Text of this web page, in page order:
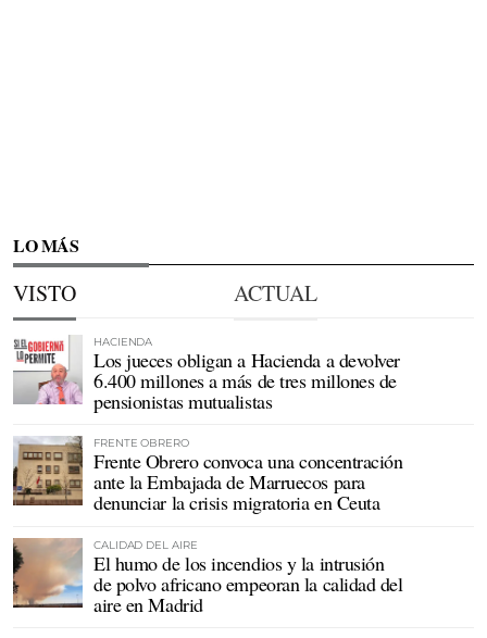
LO MÁS
VISTO ACTUAL
HACIENDA
Los jueces obligan a Hacienda a devolver
6.400 millones a más de tres millones de
pensionistas mutualistas
FRENTE OBRERO
Frente Obrero convoca una concentración
ante la Embajada de Marruecos para
denunciar la crisis migratoria en Ceuta
CALIDAD DEL AIRE
El humo de los incendios y la intrusión
de polvo africano empeoran la calidad del
aire en Madrid